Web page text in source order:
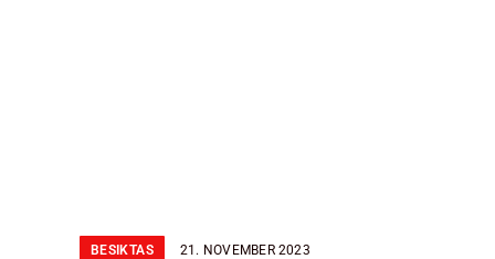
BESIKTAS 21. NOVEMBER 2023